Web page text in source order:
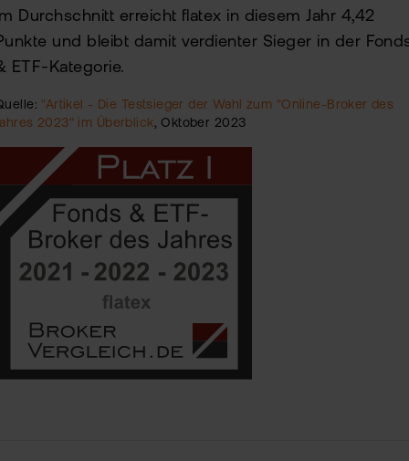
Durchschnitt erreicht flatex in diesem Jahr 4,42
und bleibt damit verdienter Sieger in der
ETF-Kategorie.
"Artikel - Die Testsieger der Wahl zum "Online-Broker des
2023" im Überblick, Oktober 2023